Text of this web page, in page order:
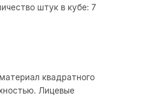
штук в кубе: 7
квадратного
Лицевые